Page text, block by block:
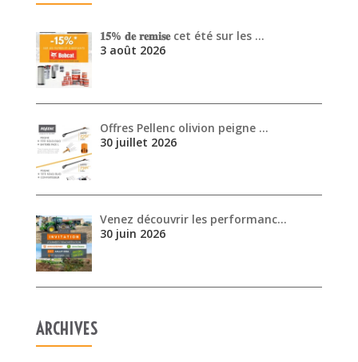
𝟏𝟓% 𝐝𝐞 𝐫𝐞𝐦𝐢𝐬𝐞 cet été sur les …
3 août 2026
Offres Pellenc olivion peigne …
30 juillet 2026
Venez découvrir les performanc…
30 juin 2026
ARCHIVES